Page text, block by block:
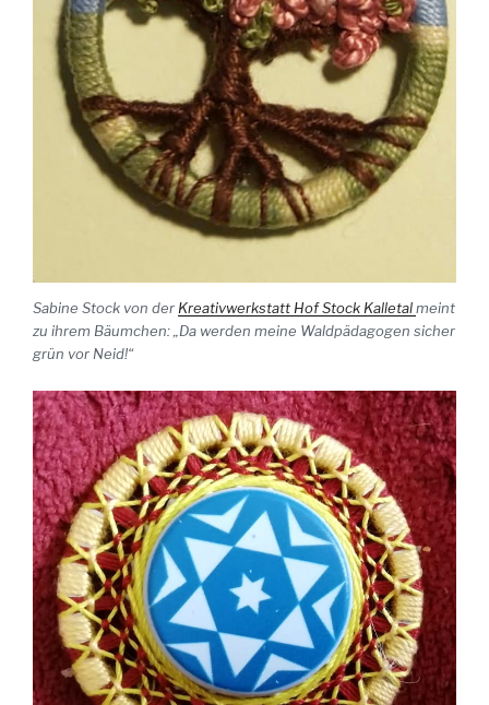
Sabine Stock von derKreativwerkstatt Hof Stock Kalletalmeint
zu ihrem Bäumchen: „Da werden meine Waldpädagogen sicher
grün vor Neid!“